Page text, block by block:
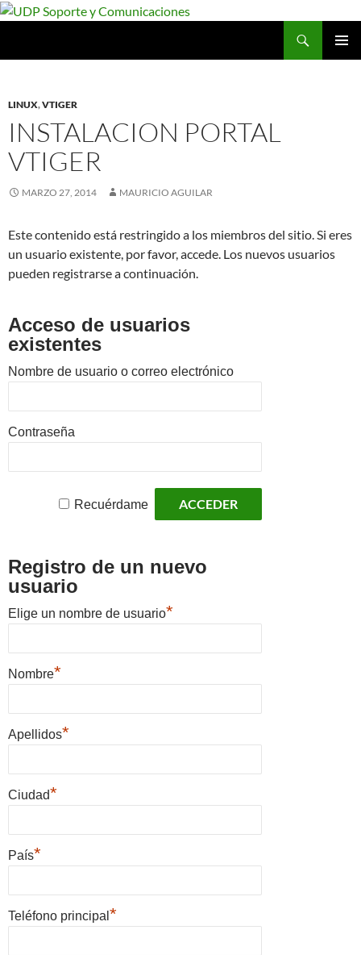
Saltar
LINUX,VTIGER
INSTALACION PORTAL
VTIGER
MARZO 27, 2014 MAURICIO AGUILAR
Este contenido está restringido a los miembros del sitio. Si eres
un usuario existente, por favor, accede. Los nuevos usuarios
pueden registrarse a continuación.
Acceso de usuarios
existentes
Nombre de usuario o correo electrónico
Contraseña
Recuérdame
Registro de un nuevo
usuario
Elige un nombre de usuario*
Nombre*
Apellidos*
Ciudad*
País*
Teléfono principal *